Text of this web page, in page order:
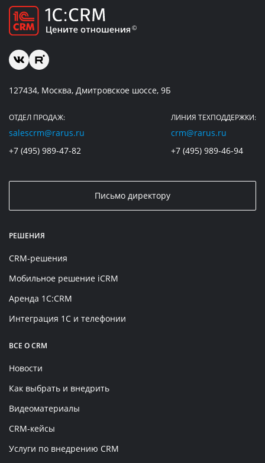
127434, Москва, Дмитровское шоссе, 9Б
ОТДЕЛ ПРОДАЖ:
salescrm@rarus.ru
+7 (495) 989-47-82
ЛИНИЯ ТЕХПОДДЕРЖКИ:
crm@rarus.ru
+7 (495) 989-46-94
Письмо директору
РЕШЕНИЯ
CRM-решения
Мобильное решение iCRM
Аренда 1C:CRM
Интеграция 1С и телефонии
ВСЕ О CRM
Новости
Как выбрать и внедрить
Видеоматериалы
CRM-кейсы
Услуги по внедрению CRM